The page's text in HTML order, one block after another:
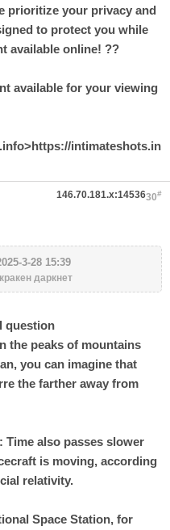
prioritize your privacy and
to protect you while
available online! ??
available for your viewing
intimateshots.in
30#
146.70.181.x:14536
3-28 15:39
даркнет
question
the peaks of mountains
you can imagine that
the farther away from
Time also passes slower
is moving, according
relativity.
Space Station, for